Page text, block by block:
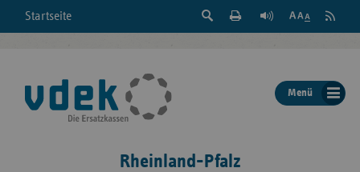
Startseite
Suche
der
Seite
Feed
Menü
Rheinland-Pfalz